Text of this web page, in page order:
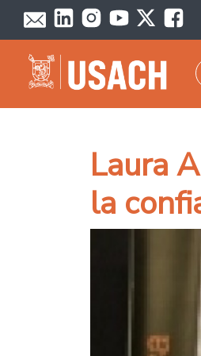
Skip to main content
Laura
la